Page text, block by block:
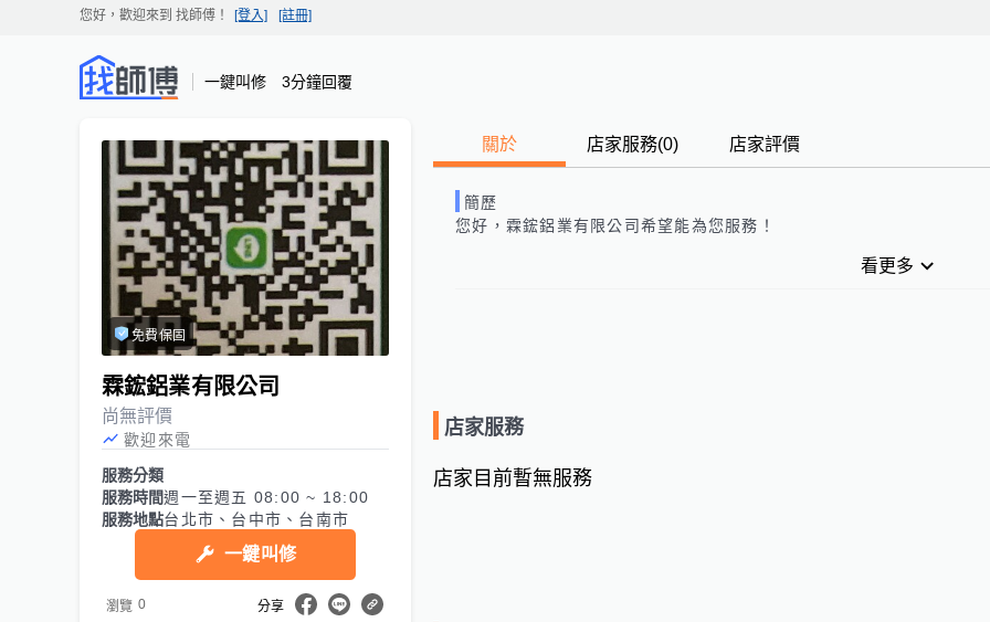
您好，歡迎來到 找師傅 ！ [登入] [註冊]
一鍵叫修 3分鐘回覆
免費保固
霖鋐鋁業有限公司
尚無評價
歡迎來電
服務分類
服務時間週一至週五 08:00 ~ 18:00
服務地點台北市、台中市、台南市
一鍵叫修
瀏覽 0 分享
關於 店家服務(0) 店家評價
簡歷
您好， 霖鋐鋁業有限公司希望能為您服務！
看更多
店家服務
店家目前暫無服務